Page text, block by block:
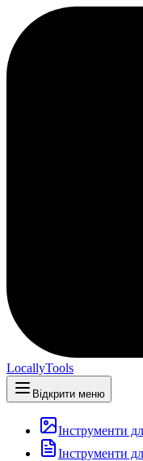
LocallyTools
Відкрити меню
Інструменти
Інструменти